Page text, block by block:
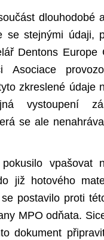
dlouhodobé
se stejnými údaji,
Dentons
Asociace
zkreslené údaje
vystoupení
se ale
vpašovat
již hotového
postavilo proti
MPO odňata.
dokument